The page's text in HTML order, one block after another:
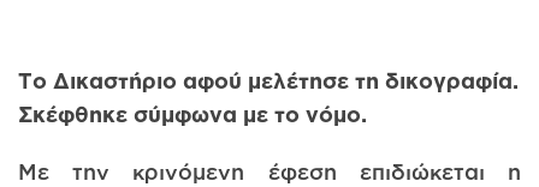
Το Δικαστήριο αφού μελέτησε τη δικογραφία.
Σκέφθηκε σύμφωνα με το νόμο.
Με την κρινόμενη έφεση επιδιώκεται η